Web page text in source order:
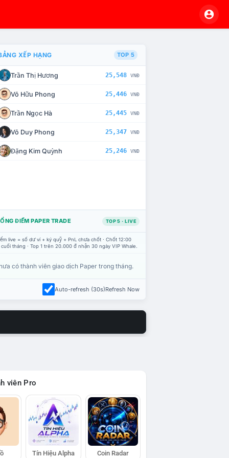
CHẾ TÀI XỬ LÝ VI PHẠM
XẾP HẠNG TOP 5
Trần Thị Hương 25,548 VNĐ
Võ Hữu Phong 25,446 VNĐ
Trần Ngọc Hà 25,445 VNĐ
Võ Duy Phong 25,347 VNĐ
Đặng Kim Quỳnh 25,246 VNĐ
ĐIỂM PAPER TRADE TOP 5 · LIVE
live = số dư ví + ký quỹ + PnL chưa chốt · Chốt 12:00
tháng · Top 1 trên 20.000 đ nhận 30 ngày VIP Whale.
có thành viên giao dịch Paper trong tháng.
Auto-refresh (30s)Refresh Now
viên Pro
Tín Hiệu Alpha Coin Radar